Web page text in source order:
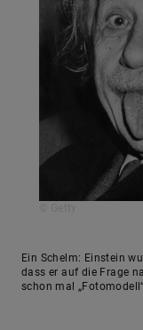
Ein Schelm: Einstein
dass er auf die Frage
schon mal